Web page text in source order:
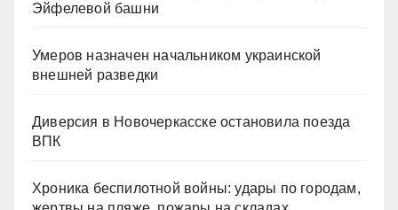
Эйфелевой башни
Умеров назначен начальником украинской
внешней разведки
Диверсия в Новочеркасске остановила поезда
ВПК
Хроника беспилотной войны: удары по городам,